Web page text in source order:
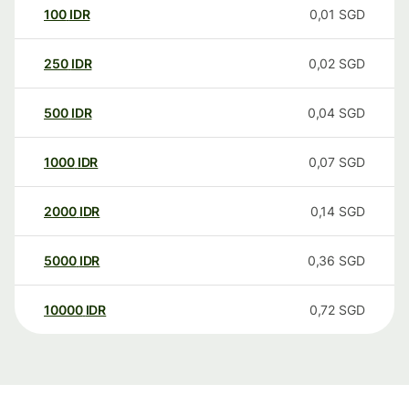
100 IDR 0,01 SGD
250 IDR 0,02 SGD
500 IDR 0,04 SGD
1000 IDR 0,07 SGD
2000 IDR 0,14 SGD
5000 IDR 0,36 SGD
10000 IDR 0,72 SGD